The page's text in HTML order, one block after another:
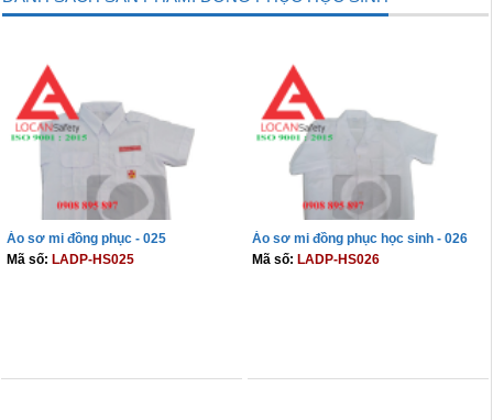
Áo sơ mi đồng phục - 025
Mã số: LADP-HS025
Áo sơ mi đồng phục học sinh - 026
Mã số: LADP-HS026